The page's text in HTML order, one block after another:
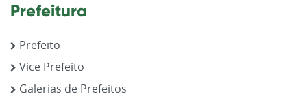
Prefeitura
Prefeito
Vice Prefeito
Galerias de Prefeitos